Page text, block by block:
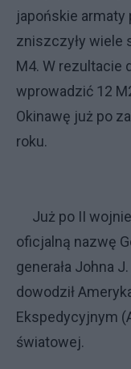
japońskie
zniszczyły wiele
M4. W rezultacie
wprowadzić 12
Okinawę już po
roku.
Już po II
oficjalną nazwę
generała Johna
dowodził
Ekspedycyjnym
światowej.